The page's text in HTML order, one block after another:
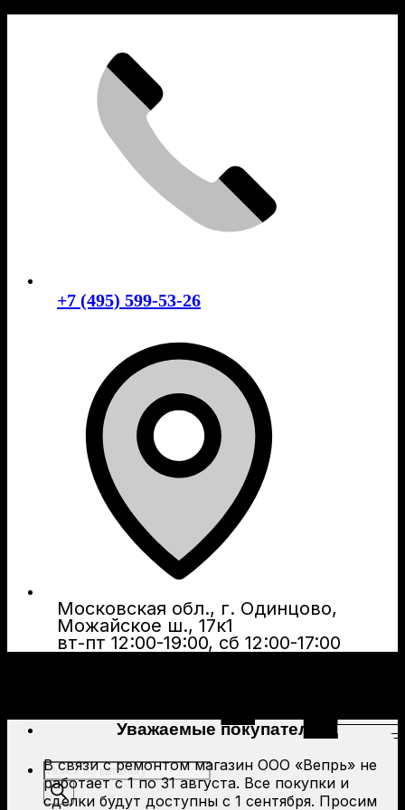
+7 (495) 599-53-26
Московская обл., г. Одинцово,
Можайское ш., 17к1
вт-пт 12:00-19:00, сб 12:00-17:00
Поиск
товаров
Уважаемые покупатели!
В связи с ремонтом магазин ООО «Вепрь» не
работает с 1 по 31 августа. Все покупки и
сделки будут доступны с 1 сентября. Просим